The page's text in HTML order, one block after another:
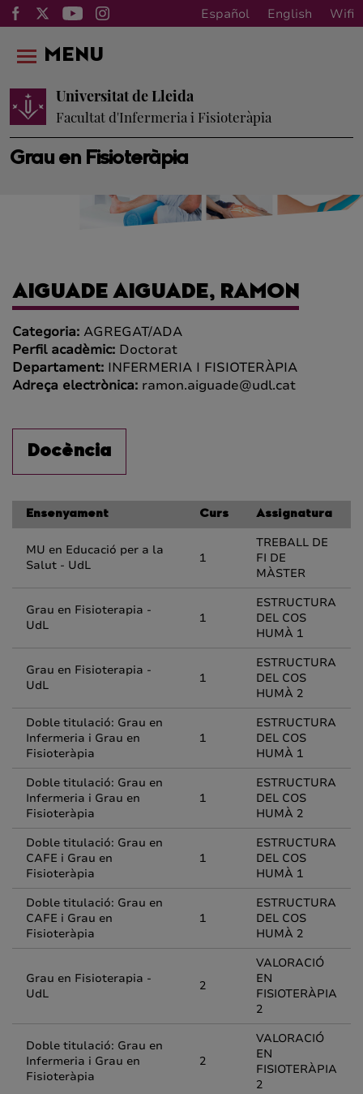
Español English Wifi
Grau en Fisioteràpia
Universitat de Lleida
Facultat d'Infermeria i Fisioteràpia
MENU
AIGUADE AIGUADE, RAMON
Categoria: AGREGAT/ADA
Perfil acadèmic: Doctorat
Departament: INFERMERIA I FISIOTERÀPIA
Adreça electrònica: ramon.aiguade@udl.cat
Docència
Ensenyament Curs Assignatura
MU en Educació per a la
Salut - UdL
1
TREBALL DE
FI DE
MÀSTER
Grau en Fisioterapia -
UdL
1
ESTRUCTURA
DEL COS
HUMÀ 1
Grau en Fisioterapia -
UdL
1
ESTRUCTURA
DEL COS
HUMÀ 2
Doble titulació: Grau en
Infermeria i Grau en
Fisioteràpia
1
ESTRUCTURA
DEL COS
HUMÀ 1
Doble titulació: Grau en
Infermeria i Grau en
Fisioteràpia
1
ESTRUCTURA
DEL COS
HUMÀ 2
Doble titulació: Grau en
CAFE i Grau en
Fisioteràpia
1
ESTRUCTURA
DEL COS
HUMÀ 1
Doble titulació: Grau en
CAFE i Grau en
Fisioteràpia
1
ESTRUCTURA
DEL COS
HUMÀ 2
Grau en Fisioterapia -
UdL
2
VALORACIÓ
EN
FISIOTERÀPIA
2
Doble titulació: Grau en
Infermeria i Grau en
Fisioteràpia
2
VALORACIÓ
EN
FISIOTERÀPIA
2